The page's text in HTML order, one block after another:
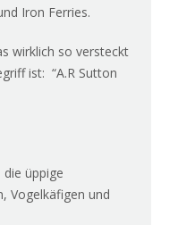
Iron Ferries.
wirklich so versteckt
ist: “A.R Sutton
üppige
Vogelkäfigen und